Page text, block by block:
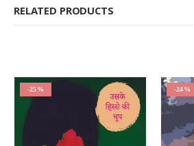
RELATED PRODUCTS
-25% -24%